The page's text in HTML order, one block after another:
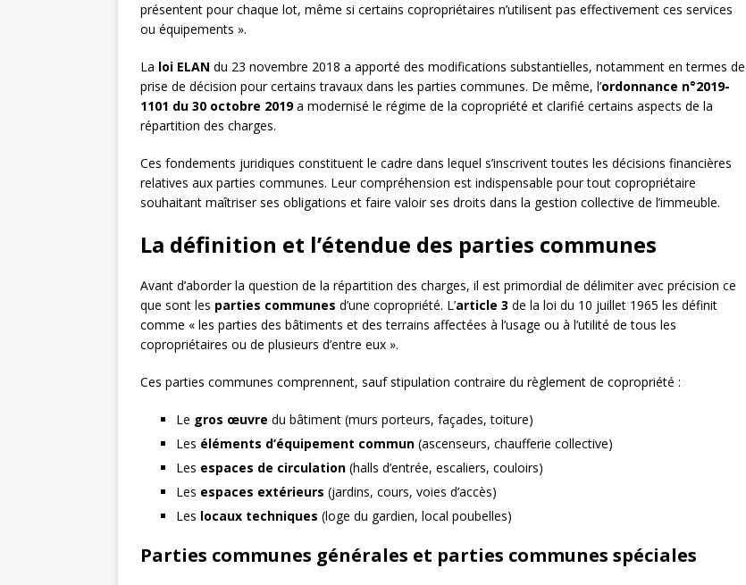
présentent pour chaque lot, même si certains copropriétaires n’utilisent pas effectivement ces services
ou équipements ».
La loi ELAN du 23 novembre 2018 a apporté des modifications substantielles, notamment en termes de
prise de décision pour certains travaux dans les parties communes. De même, l’ordonnance n°2019-
1101 du 30 octobre 2019a modernisé le régime de la copropriété et clarifié certains aspects de la
répartition des charges.
Ces fondements juridiques constituent le cadre dans lequel s’inscrivent toutes les décisions financières
relatives aux parties communes. Leur compréhension est indispensable pour tout copropriétaire
souhaitant maîtriser ses obligations et faire valoir ses droits dans la gestion collective de l’immeuble.
La définition et l’étendue des parties communes
Avant d’aborder la question de la répartition des charges, il est primordial de délimiter avec précision ce
que sont les parties communes d’une copropriété. L’article 3 de la loi du 10 juillet 1965 les définit
comme « les parties des bâtiments et des terrains affectées à l’usage ou à l’utilité de tous les
copropriétaires ou de plusieurs d’entre eux ».
Ces parties communes comprennent, sauf stipulation contraire du règlement de copropriété :
Le gros œuvre du bâtiment (murs porteurs, façades, toiture)
Les éléments d’équipement commun (ascenseurs, chaufferie collective)
Les espaces de circulation (halls d’entrée, escaliers, couloirs)
Les espaces extérieurs (jardins, cours, voies d’accès)
Les locaux techniques (loge du gardien, local poubelles)
Parties communes générales et parties communes spéciales